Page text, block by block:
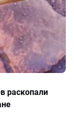
раскопали